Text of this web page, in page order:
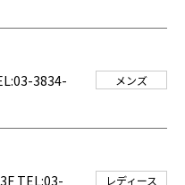
3834-
メンズ
TEL:03-
レディース